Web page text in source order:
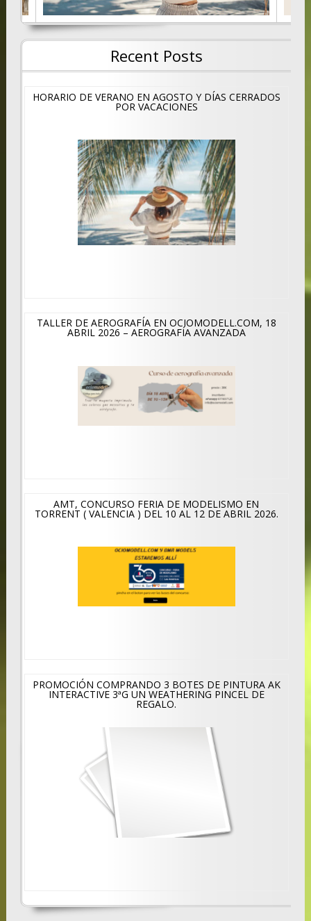
Encantados de conocerte.
Suscribete para recibir nuestro boletín en tu bandeja de
Boletín diario del blog.ociomodell.com
Recent Posts
HORARIO DE VERANO EN AGOSTO Y DÍAS CERRADOS
POR VACACIONES
TALLER DE AEROGRAFÍA EN OCIOMODELL.COM, 18
ABRIL 2026 – AEROGRAFÍA AVANZADA
AMT, CONCURSO FERIA DE MODELISMO EN
TORRENT ( VALENCIA ) DEL 10 AL 12 DE ABRIL 2026.
PROMOCIÓN COMPRANDO 3 BOTES DE PINTURA AK
INTERACTIVE 3ªG UN WEATHERING PINCEL DE
REGALO.